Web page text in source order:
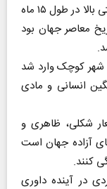
شهر کوچک و محاصره شده غزه با تراکم جمعیتی بالا در طول ۱۵ ماه
معاصر جهان بود
کوچک وارد شد
انسانی و مادی
شکلی، ظاهری و
آزاده جهان است
کنند.
در آینده داوری